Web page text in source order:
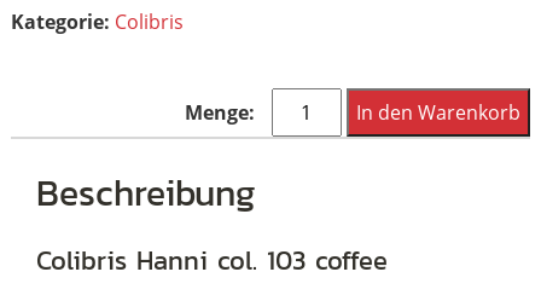
Kategorie: Colibris
Colibris
Hanni
Menge
In den Warenkorb
Beschreibung
Colibris Hanni col. 103 coffee